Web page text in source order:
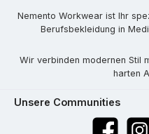
Nemento Workwear ist Ihr
Berufsbekleidung in
Wir verbinden modernen Stil
harten
Unsere Communities